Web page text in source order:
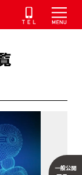
一般公開